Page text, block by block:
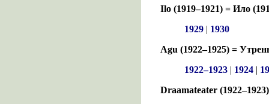
Ilo (1919–1921) = Ило
1929 | 1930
Agu (1922–1925) =
1922–1923 | 1924 |
Draamateater